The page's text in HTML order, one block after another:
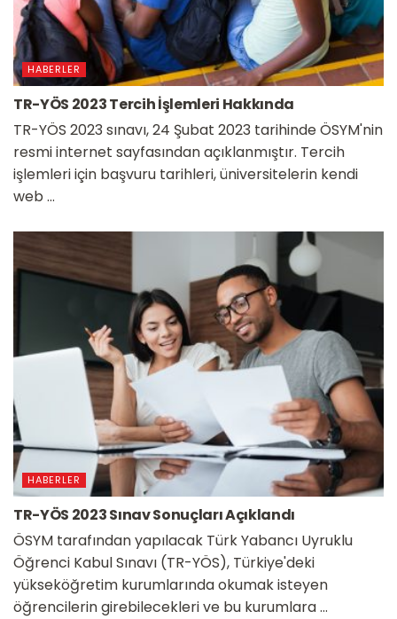
HABERLER
TR-YÖS 2023 Tercih İşlemleri Hakkında
TR-YÖS 2023 sınavı, 24 Şubat 2023 tarihinde ÖSYM'nin
resmi internet sayfasından açıklanmıştır. Tercih
işlemleri için başvuru tarihleri, üniversitelerin kendi
web ...
HABERLER
TR-YÖS 2023 Sınav Sonuçları Açıklandı
ÖSYM tarafından yapılacak Türk Yabancı Uyruklu
Öğrenci Kabul Sınavı (TR-YÖS), Türkiye'deki
yükseköğretim kurumlarında okumak isteyen
öğrencilerin girebilecekleri ve bu kurumlara ...